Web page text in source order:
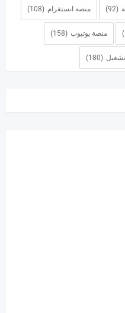
(92) منصة انستغرام (108)
منصة يوتيوب (158)
(180)